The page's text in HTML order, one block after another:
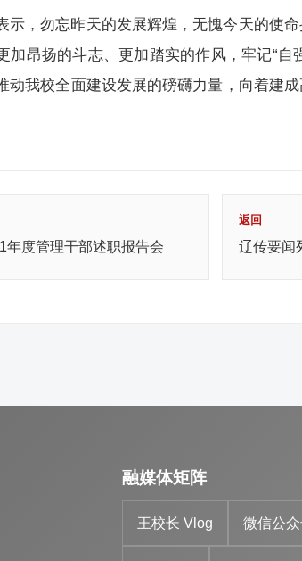
示，勿忘昨天的发展辉煌，无愧今天的使
加昂扬的斗志、更加踏实的作风，牢记“
动我校全面建设发展的磅礴力量，向着建
年度管理干部述职报告会
返回
辽传要闻
融媒体矩阵
王校长 Vlog 微信公